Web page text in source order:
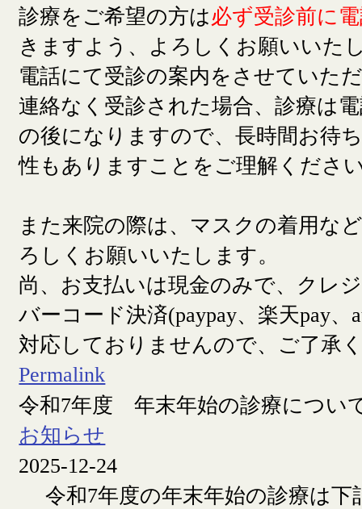
診療をご希望の方は必ず受診前に
きますよう、よろしくお願いいた
電話にて受診の案内をさせていた
連絡なく受診された場合、診療は
の後になりますので、長時間お待
性もありますことをご理解くださ
また来院の際は、マスクの着用な
ろしくお願いいたします。
尚、お支払いは現金のみで、クレ
バーコード決済(paypay、楽天pay、
対応しておりませんので、ご了承
Permalink
令和7年度 年末年始の診療につい
お知らせ
2025-12-24
令和7年度の年末年始の診療は下